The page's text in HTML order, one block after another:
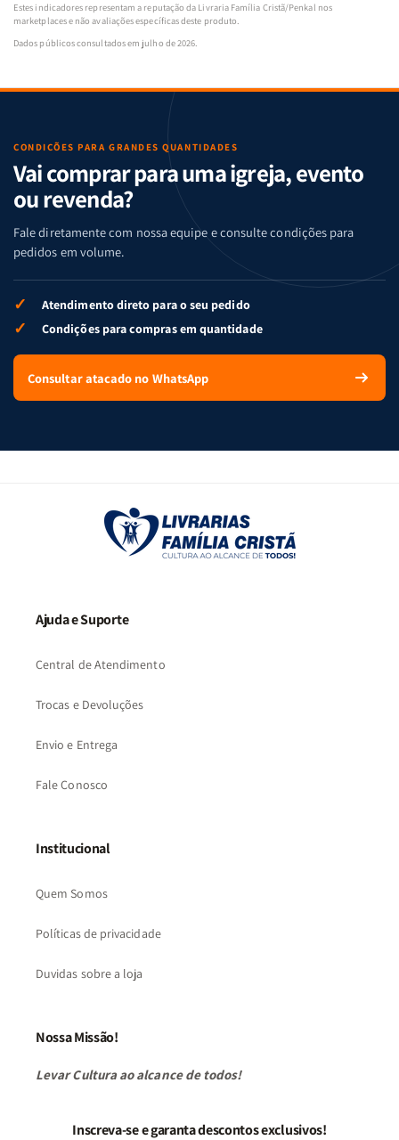
Estes indicadores representam a reputação da Livraria Família Cristã/Penkal nos
marketplaces e não avaliações específicas deste produto.
Dados públicos consultados em julho de 2026.
CONDIÇÕES PARA GRANDES QUANTIDADES
Vai comprar para uma igreja, evento
ou revenda?
Fale diretamente com nossa equipe e consulte condições para
pedidos em volume.
✓ Atendimento direto para o seu pedido
✓ Condições para compras em quantidade
Consultar atacado no WhatsApp
Ajuda e Suporte
Central de Atendimento
Trocas e Devoluções
Envio e Entrega
Fale Conosco
Institucional
Quem Somos
Políticas de privacidade
Duvidas sobre a loja
Nossa Missão!
Levar Cultura ao alcance de todos!
Inscreva-se e garanta descontos exclusivos!